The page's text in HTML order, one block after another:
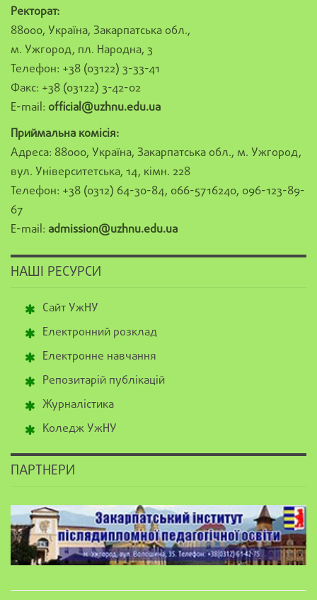
Ректорат:
88000, Україна, Закарпатська обл.,
м. Ужгород, пл. Народна, 3
Телефон: +38 (03122) 3-33-41
Факс: +38 (03122) 3-42-02
E-mail: official@uzhnu.edu.ua
Приймальна комісія:
Адреса: 88000, Україна, Закарпатська обл., м. Ужгород,
вул. Університетська, 14, кімн. 228
Телефон: +38 (0312) 64-30-84, 066-5716240, 096-123-89-
67
E-mail: admission@uzhnu.edu.ua
НАШІ РЕСУРСИ
Сайт УжНУ
Електронний розклад
Електронне навчання
Репозитарій публікацій
Журналістика
Коледж УжНУ
ПАРТНЕРИ